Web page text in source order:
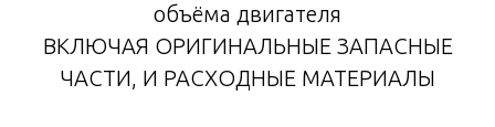
объёма двигателя
ВКЛЮЧАЯ ОРИГИНАЛЬНЫЕ ЗАПАСНЫЕ
ЧАСТИ, И РАСХОДНЫЕ МАТЕРИАЛЫ